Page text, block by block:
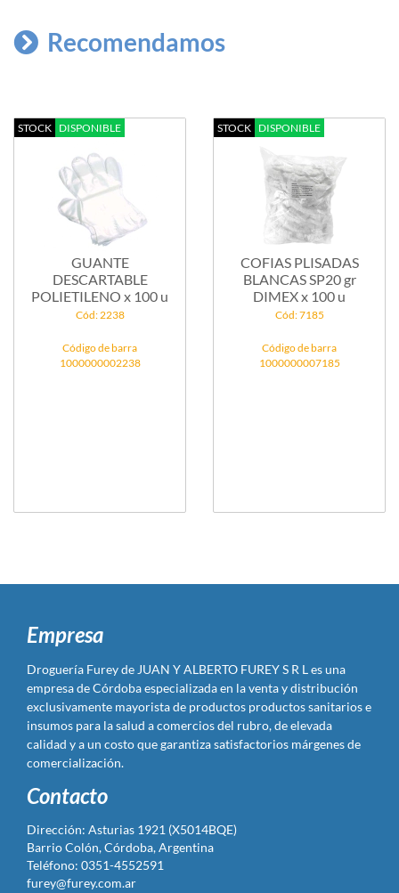
Recomendamos
STOCK DISPONIBLE
GUANTE
DESCARTABLE
POLIETILENO x 100 u
Cód: 2238
Código de barra
1000000002238
STOCK DISPONIBLE
COFIAS PLISADAS
BLANCAS SP20 gr
DIMEX x 100 u
Cód: 7185
Código de barra
1000000007185
Empresa
Droguería Furey de JUAN Y ALBERTO FUREY S R L es una
empresa de Córdoba especializada en la venta y distribución
exclusivamente mayorista de productos productos sanitarios e
insumos para la salud a comercios del rubro, de elevada
calidad y a un costo que garantiza satisfactorios márgenes de
comercialización.
Contacto
Dirección: Asturias 1921 (X5014BQE)
Barrio Colón, Córdoba, Argentina
Teléfono: 0351-4552591
furey@furey.com.ar